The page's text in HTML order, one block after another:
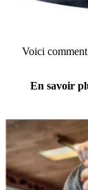
Voici
En savoir